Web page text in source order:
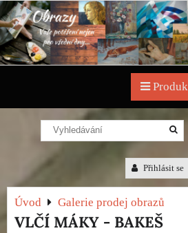
Přihlásit se
Úvod Galerie prodej obrazů
VLČÍ MÁKY - BAKEŠ